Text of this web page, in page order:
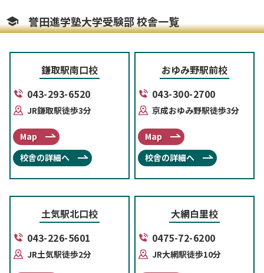
誉田進学塾大学受験部 校舎一覧
鎌取駅南口校
043-293-6520
JR鎌取駅徒歩3分
Map
校舎の詳細へ
おゆみ野駅前校
043-300-2700
京成おゆみ野駅徒歩3分
Map
校舎の詳細へ
土気駅北口校
043-226-5601
JR土気駅徒歩2分
大網白里校
0475-72-6200
JR大網駅徒歩10分